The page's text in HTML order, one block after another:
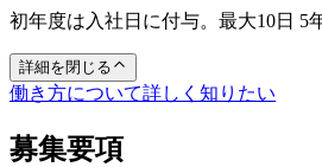
初年度は入社日に付与。最大10日 5
詳細を閉じる
働き方について詳しく知りたい
募集要項